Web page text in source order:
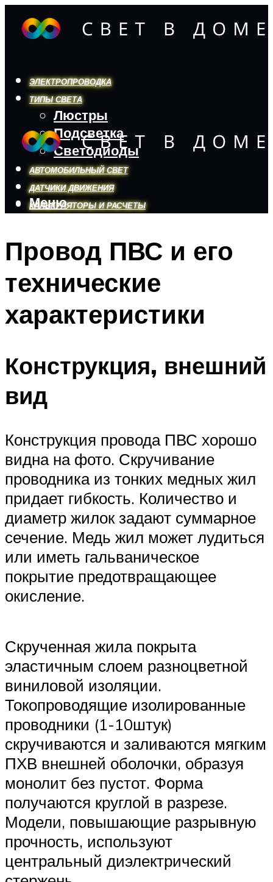
ЭЛЕКТРОПРОВОДКА
ТИПЫ СВЕТА
Люстры
Подсветка
Светодиоды
АВТОМОБИЛЬНЫЙ СВЕТ
ДАТЧИКИ ДВИЖЕНИЯ
КАЛЬКУЛЯТОРЫ И РАСЧЕТЫ
Меню
Меню
Провод ПВС и его
технические
характеристики
Конструкция, внешний
вид
Конструкция провода ПВС хорошо
видна на фото. Скручивание
проводника из тонких медных жил
придает гибкость. Количество и
диаметр жилок задают суммарное
сечение. Медь жил может лудиться
или иметь гальваническое
покрытие предотвращающее
окисление.
Скрученная жила покрыта
эластичным слоем разноцветной
виниловой изоляции.
Токопроводящие изолированные
проводники (1-10штук)
скручиваются и заливаются мягким
ПХВ внешней оболочки, образуя
монолит без пустот. Форма
получаются круглой в разрезе.
Модели, повышающие разрывную
прочность, используют
центральный диэлектрический